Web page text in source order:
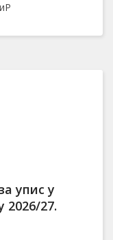
упис у
2026/27.